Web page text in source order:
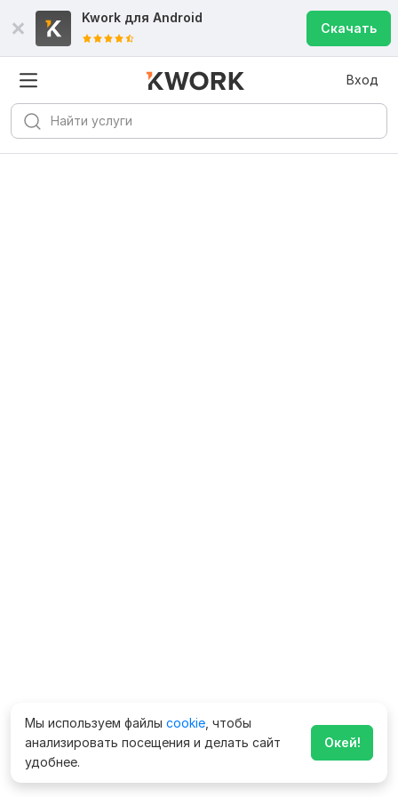
Kwork для Android
Скачать
Вход
Мы используем файлы cookie , чтобы
анализировать посещения и делать сайт
удобнее.
Окей!